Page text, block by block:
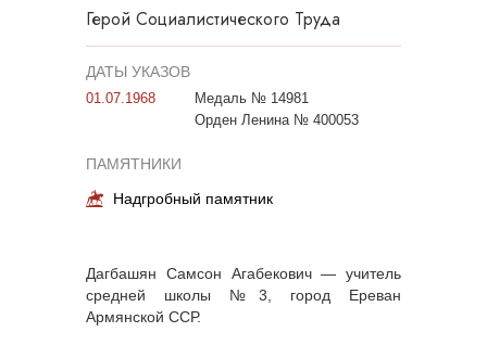
Герой Социалистического Труда
ДАТЫ УКАЗОВ
01.07.1968
Медаль № 14981
Орден Ленина № 400053
ПАМЯТНИКИ
Надгробный памятник
Дагбашян Самсон Агабекович — учитель
средней школы №3, город Ереван
Армянской ССР.